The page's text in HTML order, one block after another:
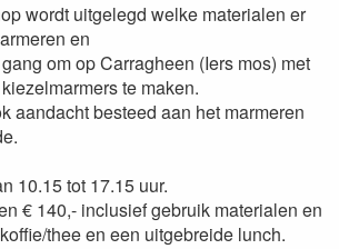
wordt uitgelegd welke materialen er
en
om op Carragheen (Iers mos) met
te maken.
aandacht besteed aan het marmeren
10.15 tot 17.15 uur.
€ 140,- inclusief gebruik materialen en
thee en een uitgebreide lunch.